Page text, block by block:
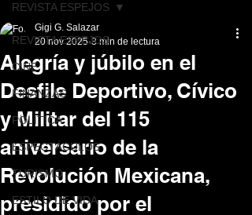
REVISTA ESPEJOS
CINE
FINANZAS
POLÍTICA
ESPECTÁCULOS
TURISMO
ESTILO DE VIDA
REVISTA ESPEJOS
Alegría y júbilo en el
Desfile Deportivo, Cívico
y Militar del 115
aniversario de la
Revolución Mexicana,
presidido por el
Gigi G. Salazar
20 nov 2025 3 min de lectura